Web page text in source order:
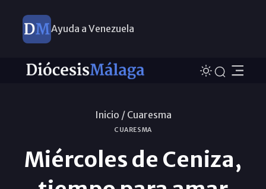
Ayuda a Venezuela
Inicio / Cuaresma
CUARESMA
Miércoles de Ceniza,